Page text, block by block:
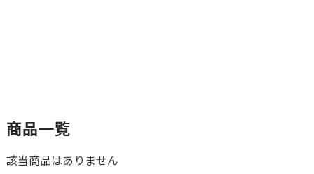
商品一覧
該当商品はありません